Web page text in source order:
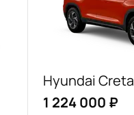
Hyundai Creta
1 224 000 ₽